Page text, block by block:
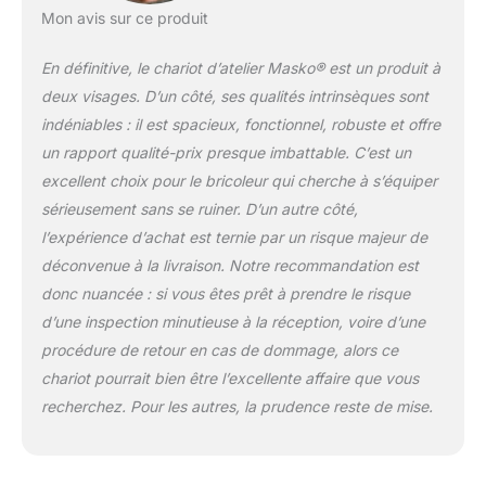
roulettes pivotantes avec
frein de blocage pour
faciliter le déplacement |
Poignées fonctionnelles
sur toute la largeur du
tiroir 𝐂𝐇𝐀𝐑𝐈𝐎𝐓 À
𝐑𝐎𝐔𝐋𝐄𝐓𝐓𝐄𝐒
𝐕𝐄𝐑𝐑𝐎𝐔𝐈𝐋𝐋𝐀𝐁𝐋𝐄 : Le
mécanisme de fermeture
central sur la servante
d'outils permet de
bloquer tous les tiroirs (2
clés fournies)
Mon avis sur ce produit
En définitive, le chariot d’atelier Masko® est un produit à
deux visages. D’un côté, ses qualités intrinsèques sont
indéniables : il est spacieux, fonctionnel, robuste et offre
un rapport qualité-prix presque imbattable. C’est un
excellent choix pour le bricoleur qui cherche à s’équiper
sérieusement sans se ruiner. D’un autre côté,
l’expérience d’achat est ternie par un risque majeur de
déconvenue à la livraison. Notre recommandation est
donc nuancée : si vous êtes prêt à prendre le risque
d’une inspection minutieuse à la réception, voire d’une
procédure de retour en cas de dommage, alors ce
chariot pourrait bien être l’excellente affaire que vous
recherchez. Pour les autres, la prudence reste de mise.